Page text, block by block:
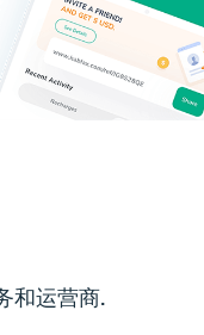
和运营商.